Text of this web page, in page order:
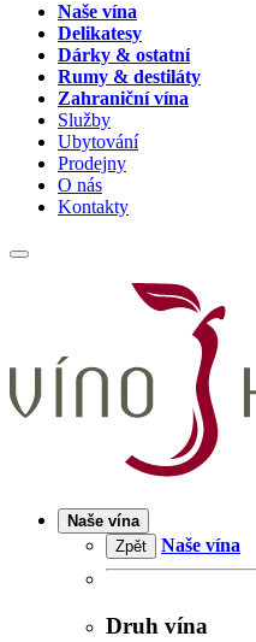
Naše vína
Delikatesy
Dárky & ostatní
Rumy & destiláty
Zahraniční vína
Služby
Ubytování
Prodejny
O nás
Kontakty
Naše vína
Zpět
Naše vína
Druh vína